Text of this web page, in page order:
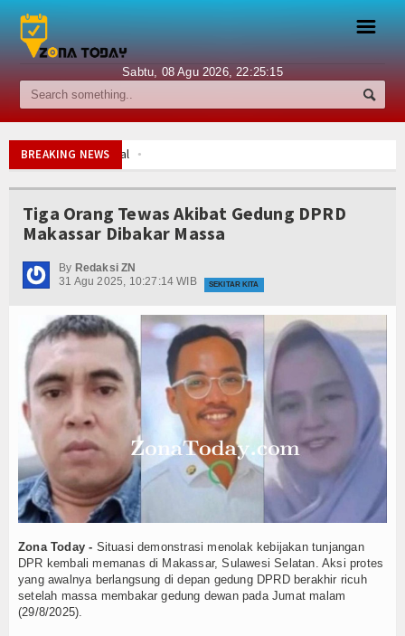
Berita
Internasional
Nasional
Ekonomi
Hukum
Sport
Religi
Tokoh
Ceramah
Hikmah
Index Berita
Video
Gallery
☰
Sabtu, 08 Agu 2026,22:25:16
BREAKING NEWS
Menuju Final
Makedonia Utara
Nyawa
dan Maknanya
Debu Meningkat
Panas Menuju Final
Tiket ke Final
Makedonia Utara
Nyawa
dan Maknanya
Rp20 Miliar
Debu Meningkat
Panas Menuju Final
Tiga Orang Tewas Akibat Gedung DPRD
Makassar Dibakar Massa
By Redaksi ZN
31 Agu 2025, 10:27:14 WIB
SEKITAR KITA
Zona Today - Situasi demonstrasi menolak kebijakan tunjangan
DPR kembali memanas di Makassar, Sulawesi Selatan. Aksi protes
yang awalnya berlangsung di depan gedung DPRD berakhir ricuh
setelah massa membakar gedung dewan pada Jumat malam
(29/8/2025).